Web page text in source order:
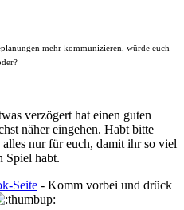
mehr kommunizieren, würde euch
verzögert hat einen guten
näher eingehen. Habt bitte
nur für euch, damit ihr so viel
Spiel habt.
Seite - Komm vorbei und drück